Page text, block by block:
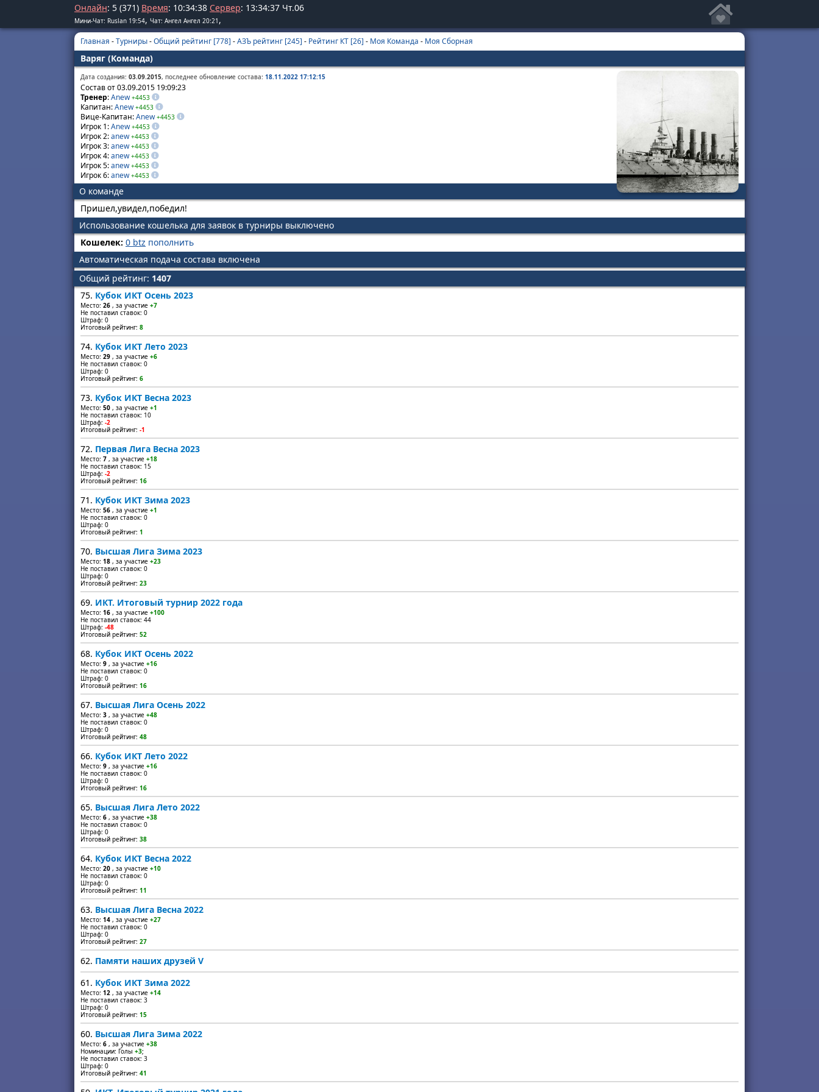
Онлайн: 5 (371) Время: 10:34:39 Сервер: 13:34:38 Чт.06
Мини-Чат: Ruslan 19:54, Чат: Ангел Ангел 20:21 ,
Главная -Турниры-Общий рейтинг [778] -АЗЪ рейтинг [245] - Рейтинг КТ [26] - Моя Команда - Моя Сборная
Варяг (Команда)
Дата создания: 03.09.2015, последнее обновление состава: 18.11.2022 17:12:15
Состав от 03.09.2015 19:09:23
Тренер:Anew +4453
Капитан:Anew +4453
Вице-Капитан:Anew +4453
Игрок 1:Anew +4453
Игрок 2:anew +4453
Игрок 3:anew +4453
Игрок 4:anew +4453
Игрок 5:anew +4453
Игрок 6:anew +4453
О команде
Пришел,увидел,победил!
Использование кошелька для заявок в турниры выключено
Кошелек: 0 btz пополнить
Автоматическая подача состава включена
Общий рейтинг: 1407
75. Кубок ИКТ Осень 2023
Место: 26 , за участие +7
Не поставил ставок: 0
Штраф: 0
Итоговый рейтинг: 8
74. Кубок ИКТ Лето 2023
Место: 29 , за участие +6
Не поставил ставок: 0
Штраф: 0
Итоговый рейтинг: 6
73. Кубок ИКТ Весна 2023
Место: 50 , за участие +1
Не поставил ставок: 10
Штраф: -2
Итоговый рейтинг: -1
72. Первая Лига Весна 2023
Место: 7 , за участие +18
Не поставил ставок: 15
Штраф: -2
Итоговый рейтинг: 16
71. Кубок ИКТ Зима 2023
Место: 56 , за участие +1
Не поставил ставок: 0
Штраф: 0
Итоговый рейтинг: 1
70. Высшая Лига Зима 2023
Место: 18 , за участие +23
Не поставил ставок: 0
Штраф: 0
Итоговый рейтинг: 23
69. ИКТ. Итоговый турнир 2022 года
Место: 16 , за участие +100
Не поставил ставок: 44
Штраф: -48
Итоговый рейтинг: 52
68. Кубок ИКТ Осень 2022
Место: 9 , за участие +16
Не поставил ставок: 0
Штраф: 0
Итоговый рейтинг: 16
67. Высшая Лига Осень 2022
Место: 3 , за участие +48
Не поставил ставок: 0
Штраф: 0
Итоговый рейтинг: 48
66. Кубок ИКТ Лето 2022
Место: 9 , за участие +16
Не поставил ставок: 0
Штраф: 0
Итоговый рейтинг: 16
65. Высшая Лига Лето 2022
Место: 6 , за участие +38
Не поставил ставок: 0
Штраф: 0
Итоговый рейтинг: 38
64. Кубок ИКТ Весна 2022
Место: 20 , за участие +10
Не поставил ставок: 0
Штраф: 0
Итоговый рейтинг: 11
63. Высшая Лига Весна 2022
Место: 14 , за участие +27
Не поставил ставок: 0
Штраф: 0
Итоговый рейтинг: 27
62. Памяти наших друзей V
61. Кубок ИКТ Зима 2022
Место: 12 , за участие +14
Не поставил ставок: 3
Штраф: 0
Итоговый рейтинг: 15
60. Высшая Лига Зима 2022
Место: 6 , за участие +38
Номинации: Голы +3;
Не поставил ставок: 3
Штраф: 0
Итоговый рейтинг: 41